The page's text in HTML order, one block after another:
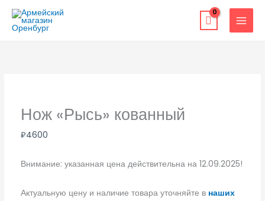
Перейти
содержимому
Нож «Рысь» кованный
₽4600
Внимание: указанная цена действительна на 12.09.2025!
Актуальную цену и наличие товара уточняйте в наших